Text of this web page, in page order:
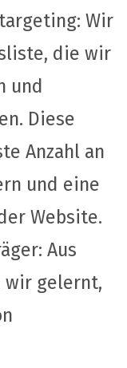
Wir
die wir
und
Diese
Anzahl an
und eine
Website.
Aus
wir gelernt,